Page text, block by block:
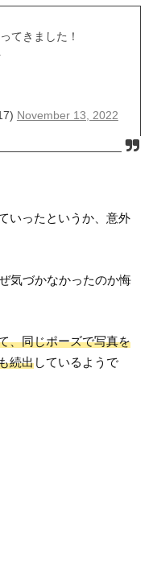
てきました！
November 13, 2022
いったというか、意外
気づかなかったのか悔
、同じポーズで写真を
続出しているようで